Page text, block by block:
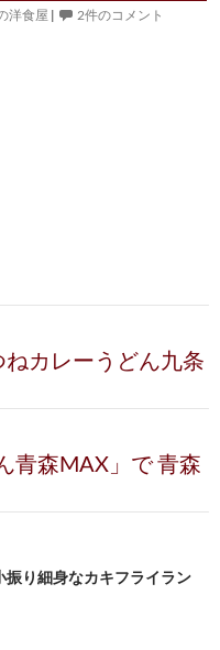
洋食屋 | 2件のコメント
カレーうどん九条
青森MAX」で 青森
振り細身なカキフライラン